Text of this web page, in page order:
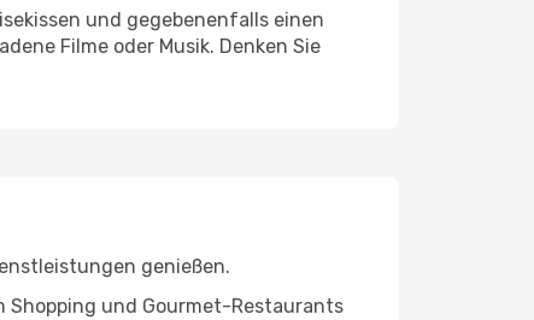
und gegebenenfalls einen
Filme oder Musik. Denken Sie
genießen.
Shopping und Gourmet-Restaurants